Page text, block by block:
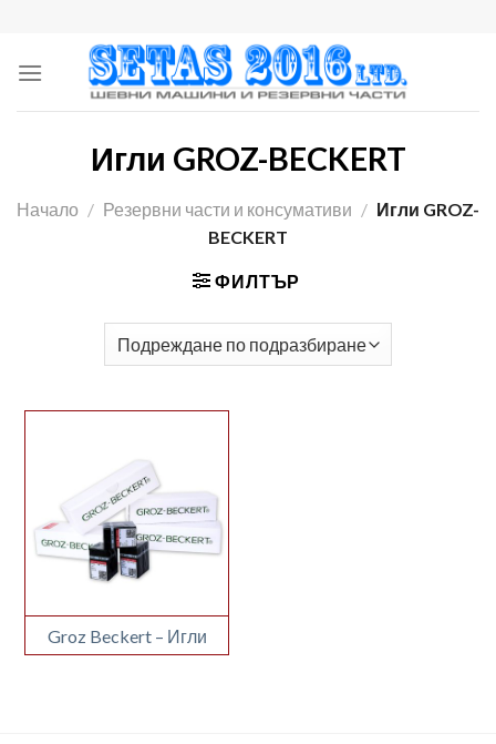
content
Игли GROZ-BECKERT
Начало / Резервни части и консумативи / Игли GROZ-
BECKERT
ФИЛТЪР
Groz Beckert – Игли